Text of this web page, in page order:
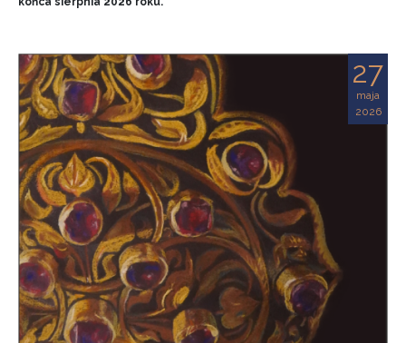
27
maja
2026